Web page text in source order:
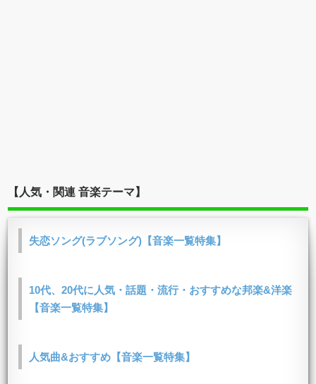
【人気・関連 音楽テーマ】
失恋ソング(ラブソング)【音楽一覧特集】
10代、20代に人気・話題・流行・おすすめな邦楽&洋楽
【音楽一覧特集】
人気曲&おすすめ【音楽一覧特集】